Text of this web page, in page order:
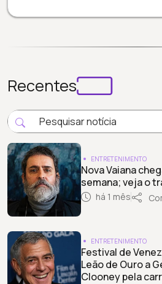
Recentes
ENTRETENIMENTO
Nova Vaiana
semana; veja o
há 1 mês
ENTRETENIMENTO
Festival de
Leão de Ouro a
Clooney pela